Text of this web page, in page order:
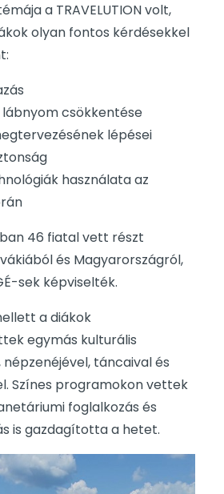
a TRAVELUTION volt,
olyan fontos kérdésekkel
lábnyom csökkentése
lépései
használata az
46 fiatal vett részt
és Magyarországról,
sek képviselték.
a diákok
egymás kulturális
táncaival és
Színes programokon vettek
foglalkozás és
is gazdagította a hetet.